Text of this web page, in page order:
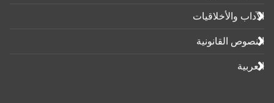
الآداب واﻷخلاقيات
النصوص القانونية
العربية